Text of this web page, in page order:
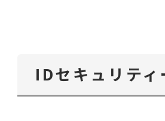
IDセキュリテ